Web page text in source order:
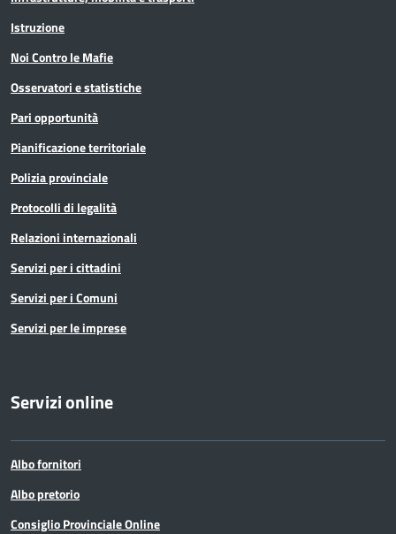
Istruzione
Noi Contro le Mafie
Osservatori e statistiche
Pari opportunità
Pianificazione territoriale
Polizia provinciale
Protocolli di legalità
Relazioni internazionali
Servizi per i cittadini
Servizi per i Comuni
Servizi per le imprese
Servizi online
Albo fornitori
Albo pretorio
Consiglio Provinciale Online